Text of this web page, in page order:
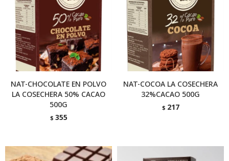
NAT-CHOCOLATE EN POLVO
LA COSECHERA 50% CACAO
500G
$ 355
NAT-COCOA LA COSECHERA
32%CACAO 500G
$ 217